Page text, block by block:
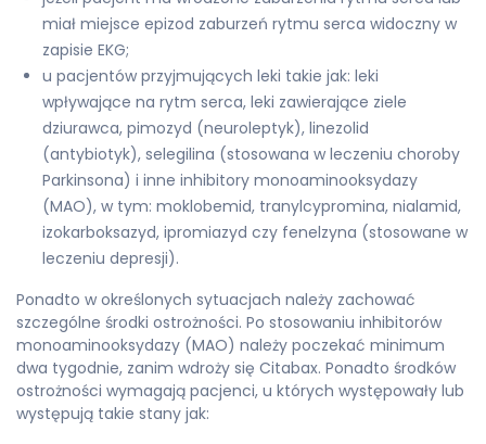
miał miejsce epizod zaburzeń rytmu serca widoczny w
zapisie EKG;
u pacjentów przyjmujących leki takie jak: leki
wpływające na rytm serca, leki zawierające ziele
dziurawca, pimozyd (neuroleptyk), linezolid
(antybiotyk), selegilina (stosowana w leczeniu choroby
Parkinsona) i inne inhibitory monoaminooksydazy
(MAO), w tym: moklobemid, tranylcypromina, nialamid,
izokarboksazyd, ipromiazyd czy fenelzyna (stosowane w
leczeniu depresji).
Ponadto w określonych sytuacjach należy zachować
szczególne środki ostrożności. Po stosowaniu inhibitorów
monoaminooksydazy (MAO) należy poczekać minimum
dwa tygodnie, zanim wdroży się Citabax. Ponadto środków
ostrożności wymagają pacjenci, u których występowały lub
występują takie stany jak: